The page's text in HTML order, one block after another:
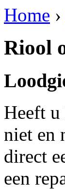
Home ›
Riool
Heeft
niet en
direct
een